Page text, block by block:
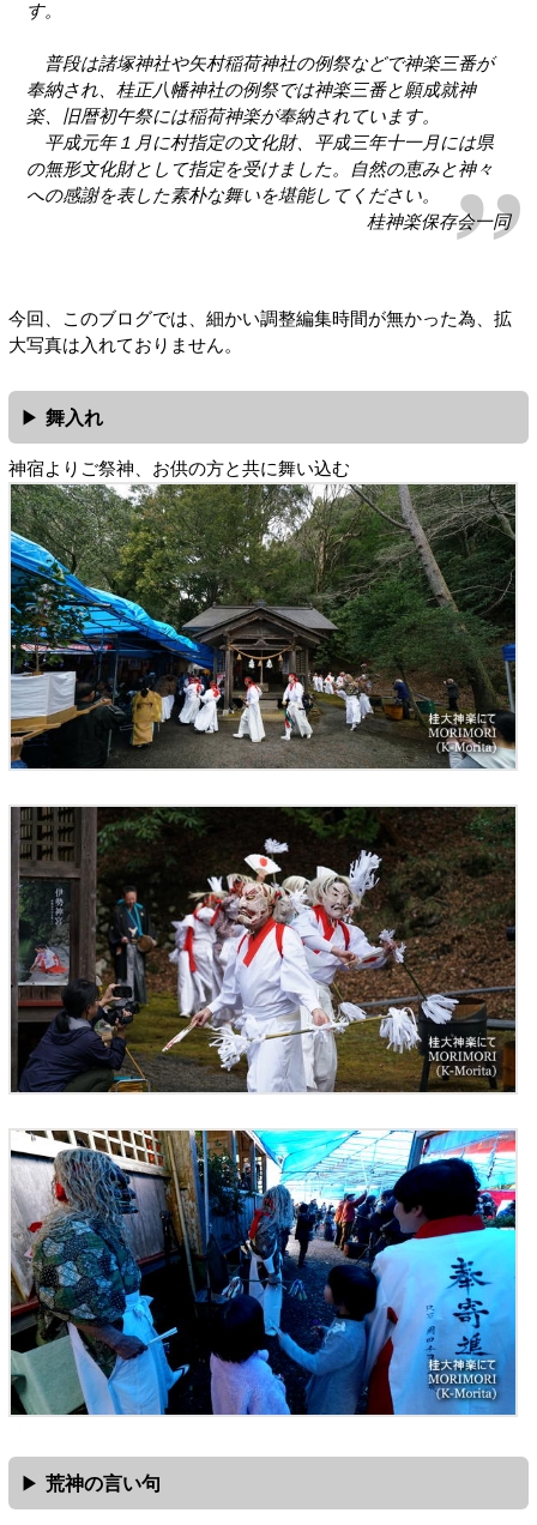
す。
普段は諸塚神社や矢村稲荷神社の例祭などで神楽三番が
奉納され、桂正八幡神社の例祭では神楽三番と願成就神
楽、旧暦初午祭には稲荷神楽が奉納されています。
平成元年１月に村指定の文化財、平成三年十一月には県
の無形文化財として指定を受けました。自然の恵みと神々
への感謝を表した素朴な舞いを堪能してください。
桂神楽保存会一同
今回、このブログでは、細かい調整編集時間が無かった為、拡
大写真は入れておりません。
舞入れ
神宿よりご祭神、お供の方と共に舞い込む
荒神の言い句